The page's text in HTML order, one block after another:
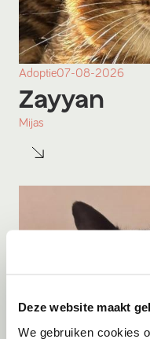
Deze website maakt
We gebruiken cookies
Adoptie07-08-2026
Zayyan
Mijas